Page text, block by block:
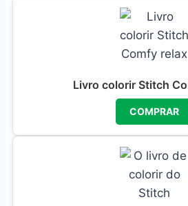
Livro colorir Stitch
COMPRAR